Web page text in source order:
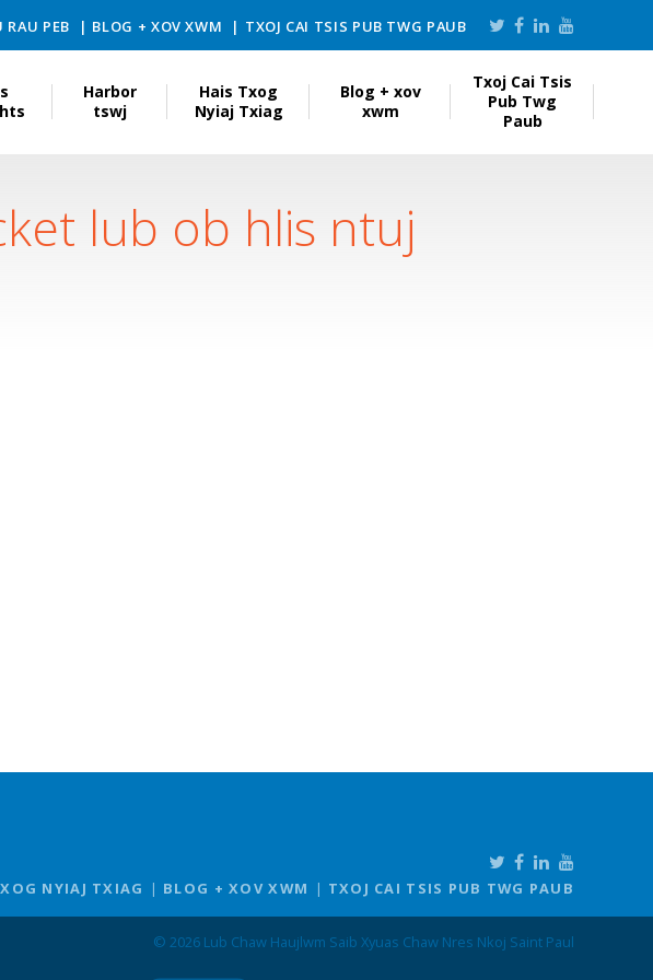
RAU PEB BLOG + XOV XWM TXOJ CAI TSIS PUB TWG PAUB
Harbor
tswj
Hais Txog
Nyiaj Txiag
Blog + xov
xwm
Txoj Cai Tsis
Pub Twg
Paub
lub ob hlis ntuj
NYIAJ TXIAG BLOG + XOV XWM TXOJ CAI TSIS PUB TWG PAUB
© 2026 Lub Chaw Haujlwm Saib Xyuas Chaw Nres Nkoj Saint Paul